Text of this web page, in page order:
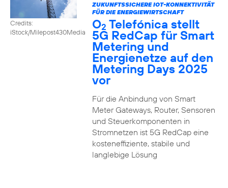
Credits:
iStock/Milepost430Media
ZUKUNFTSSICHERE IOT-KONNEKTIVITÄT
FÜR DIE ENERGIEWIRTSCHAFT
O2 Telefónica stellt
5G RedCap für Smart
Metering und
Energienetze auf den
Metering Days 2025
vor
Für die Anbindung von Smart
Meter Gateways, Router, Sensoren
und Steuerkomponenten in
Stromnetzen ist 5G RedCap eine
kosteneffiziente, stabile und
langlebige Lösung